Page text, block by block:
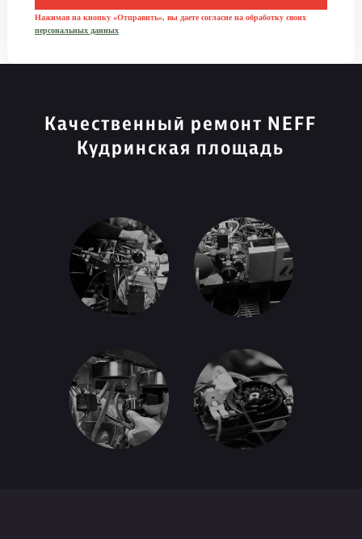
Нажимая на кнопку «Отправить», вы даете согласие на обработку своих
персональных данных
Качественный ремонт NEFF
Кудринская площадь